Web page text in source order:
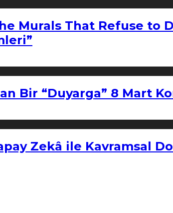
Murals That Refuse to
Bir “Duyarga” 8 Mart
Zekâ ile Kavramsal